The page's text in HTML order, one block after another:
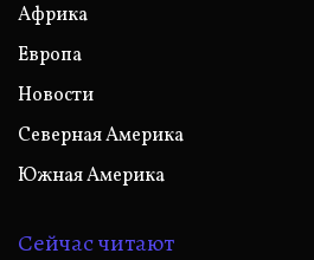
Африка
Европа
Новости
Северная Америка
Южная Америка
Сейчас читают